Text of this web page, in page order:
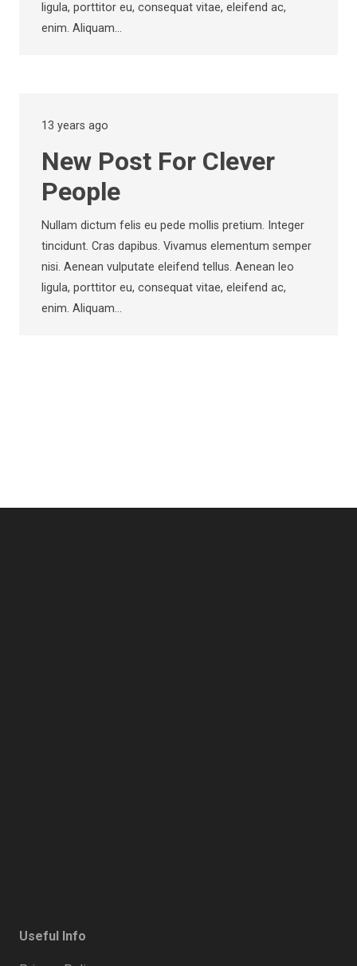
ligula, porttitor eu, consequat vitae, eleifend ac,
enim. Aliquam…
13 years ago
New Post For Clever
People
Nullam dictum felis eu pede mollis pretium. Integer
tincidunt. Cras dapibus. Vivamus elementum semper
nisi. Aenean vulputate eleifend tellus. Aenean leo
ligula, porttitor eu, consequat vitae, eleifend ac,
enim. Aliquam…
Useful Info